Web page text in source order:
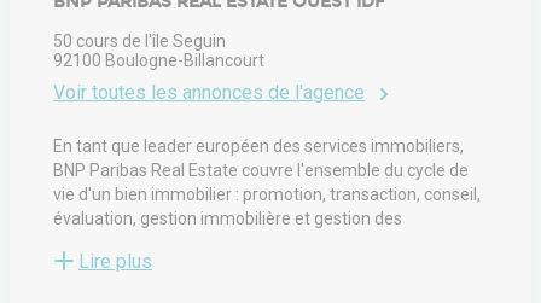
50 cours de l'île Seguin
92100 Boulogne-Billancourt
Voir toutes les annonces de l'agence
En tant que leader européen des services immobiliers,
BNP Paribas Real Estate couvre l'ensemble du cycle de
vie d'un bien immobilier : promotion, transaction, conseil,
évaluation, gestion immobilière et gestion des
Estate apporte un soutien local aux propriétaires, aux
Lire plus